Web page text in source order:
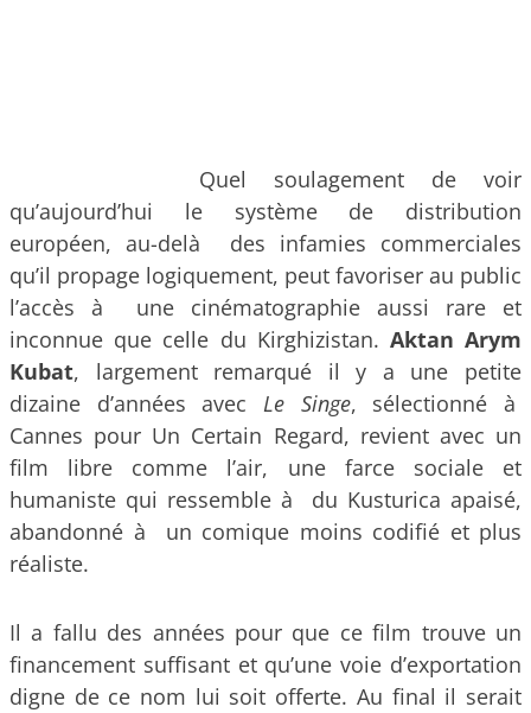
Quel soulagement de voir
qu’aujourd’hui le système de distribution
européen, au-delà des infamies commerciales
qu’il propage logiquement, peut favoriser au public
l’accès à une cinématographie aussi rare et
inconnue que celle du Kirghizistan. Aktan Arym
Kubat, largement remarqué il y a une petite
dizaine d’années avec Le Singe, sélectionné à
Cannes pour Un Certain Regard, revient avec un
film libre comme l’air, une farce sociale et
humaniste qui ressemble à du Kusturica apaisé,
abandonné à un comique moins codifié et plus
réaliste.
Il a fallu des années pour que ce film trouve un
financement suffisant et qu’une voie d’exportation
digne de ce nom lui soit offerte. Au final il serait